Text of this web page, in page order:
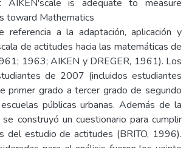
is adequate to measure
toward Mathematics
referencia a la adaptación, aplicación y
de actitudes hacia las matemáticas de
1963; AIKEN y DREGER, 1961). Los
de 2007 (incluidos estudiantes
primer grado a tercer grado de segundo
públicas urbanas. Además de la
construyó un cuestionario para cumplir
del estudio de actitudes (BRITO, 1996).